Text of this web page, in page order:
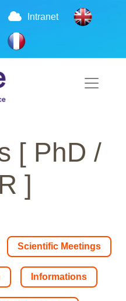
Intranet
[ PhD /
]
Scientific Meetings
Informations